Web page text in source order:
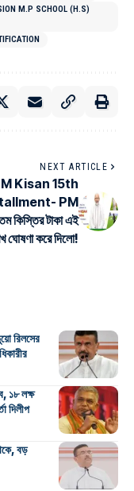
M.P SCHOOL (H.S)
NEXT ARTICLE
Kisan 15th
PM
কিস্তির টাকা এই
ঘোষণা করে দিলো!
রিলসের
১৮ লক্ষ
দিলীপ
বড়